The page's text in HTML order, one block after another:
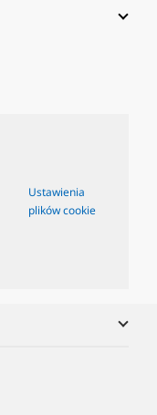
Ustawienia
plików cookie